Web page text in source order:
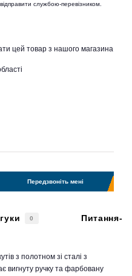
службою-перевізником.
цей товар з нашого магазина
Передзвоніть мені
0 Питання-
з полотном зі сталі з
вигнуту ручку та фарбовану